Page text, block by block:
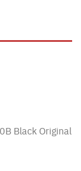
Black Original